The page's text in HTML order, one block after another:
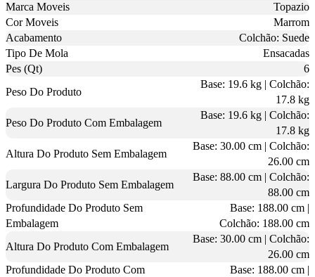
Marca Moveis
Topazio
Cor Moveis
Marrom
Acabamento
Colchão: Suede
Tipo De Mola
Ensacadas
Pes (Qt)
6
Peso Do Produto
Base: 19.6 kg | Colchão:
17.8 kg
Peso Do Produto Com Embalagem
Base: 19.6 kg | Colchão:
17.8 kg
Altura Do Produto Sem Embalagem
Base: 30.00 cm | Colchão:
26.00 cm
Largura Do Produto Sem Embalagem
Base: 88.00 cm | Colchão:
88.00 cm
Profundidade Do Produto Sem
Embalagem
Base: 188.00 cm |
Colchão: 188.00 cm
Altura Do Produto Com Embalagem
Base: 30.00 cm | Colchão:
26.00 cm
Profundidade Do Produto Com
Base: 188.00 cm |